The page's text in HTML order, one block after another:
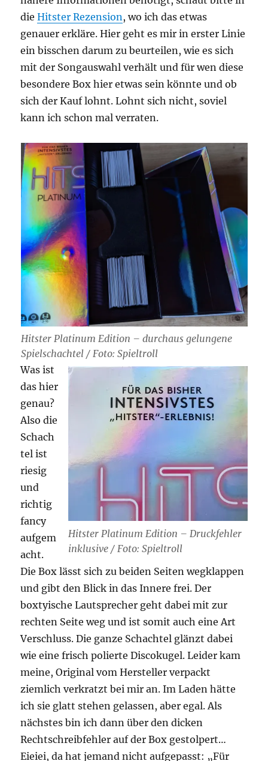
dieHitster Rezension , wo ich das etwas
genauer erkläre. Hier geht es mir in erster Linie
ein bisschen darum zu beurteilen, wie es sich
mit der Songauswahl verhält und für wen diese
besondere Box hier etwas sein könnte und ob
sich der Kauf lohnt. Lohnt sich nicht, soviel
kann ich schon mal verraten.
Hitster Platinum Edition – durchaus gelungene
Spielschachtel / Foto: Spieltroll
Hitster Platinum Edition – Druckfehler
inklusive / Foto: Spieltroll
Was ist
das hier
genau?
Also die
Schach
tel ist
riesig
und
richtig
fancy
aufgem
acht.
Die Box lässt sich zu beiden Seiten wegklappen
und gibt den Blick in das Innere frei. Der
boxtyische Lautsprecher geht dabei mit zur
rechten Seite weg und ist somit auch eine Art
Verschluss. Die ganze Schachtel glänzt dabei
wie eine frisch polierte Discokugel. Leider kam
meine, Original vom Hersteller verpackt
ziemlich verkratzt bei mir an. Im Laden hätte
ich sie glatt stehen gelassen, aber egal. Als
nächstes bin ich dann über den dicken
Rechtschreibfehler auf der Box gestolpert…
Eieiei, da hat jemand nicht aufgepasst: „Für